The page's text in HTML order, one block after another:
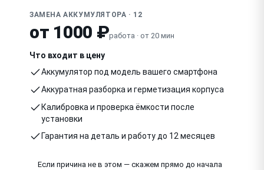
ЗАМЕНА АККУМУЛЯТОРА · 12
от 1000 ₽работа · от 20 мин
Что входит в цену
Аккумулятор под модель вашего смартфона
Аккуратная разборка и герметизация корпуса
Калибровка и проверка ёмкости после
установки
Гарантия на деталь и работу до 12 месяцев
Если причина не в этом — скажем прямо до начала